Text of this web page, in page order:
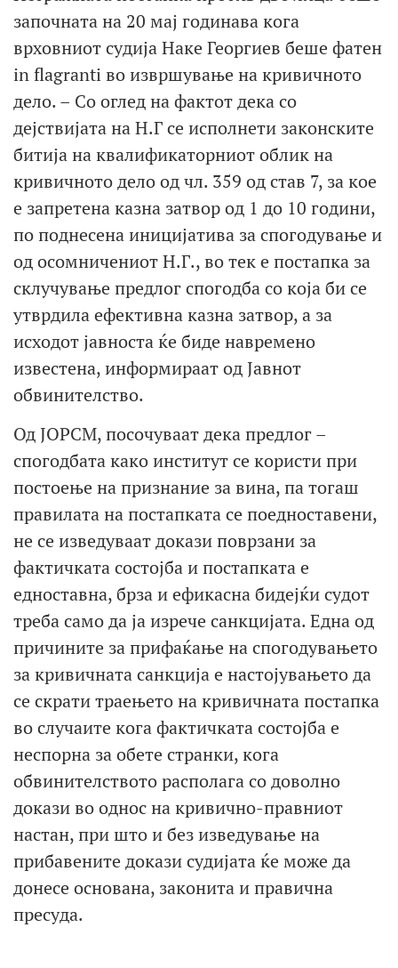
започната на 20 мај годинава кога
врховниот судија Наке Георгиев беше фатен
in flagranti во извршување на кривичното
дело. – Со оглед на фактот дека со
дејствијата на Н.Г се исполнети законските
битија на квалификаторниот облик на
кривичното дело од чл. 359 од став 7, за кое
е запретена казна затвор од 1 до 10 години,
по поднесена иницијатива за спогодување и
од осомничениот Н.Г., во тек е постапка за
склучување предлог спогодба со која би се
утврдила ефективна казна затвор, а за
исходот јавноста ќе биде навремено
известена, информираат од Јавнот
обвинителство.
Од ЈОРСМ, посочуваат дека предлог –
спогодбата како институт се користи при
постоење на признание за вина, па тогаш
правилата на постапката се поедноставени,
не се изведуваат докази поврзани за
фактичката состојба и постапката е
едноставна, брза и ефикасна бидејќи судот
треба само да ја изрече санкцијата. Една од
причините за прифаќање на спогодувањето
за кривичната санкција е настојувањето да
се скрати траењето на кривичната постапка
во случаите кога фактичката состојба е
неспорна за обете странки, кога
обвинителството располага со доволно
докази во однос на кривично-правниот
настан, при што и без изведување на
прибавените докази судијата ќе може да
донесе основана, законита и правична
пресуда.